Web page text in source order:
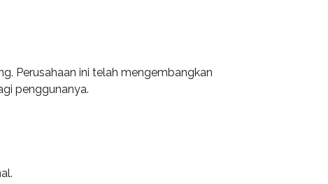
Perusahaan ini telah mengembangkan
penggunanya.